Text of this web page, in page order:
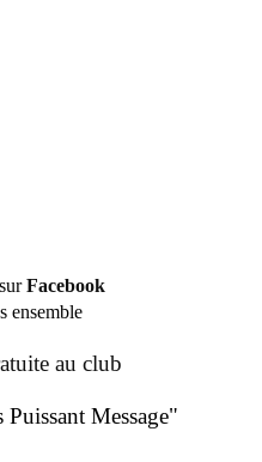
Facebook
ensemble
au club
Message"